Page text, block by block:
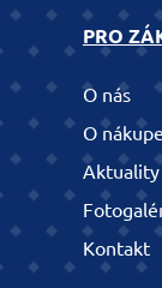
PRO
O nás
O nákupe
Aktuality
Kontakt